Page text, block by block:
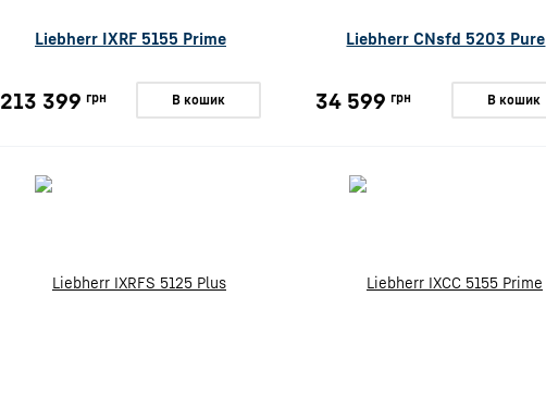
Liebherr IXRF 5155 Prime
213 399 грн В кошик
Liebherr CNsfd 5203 Pure
34 599 грн В кошик